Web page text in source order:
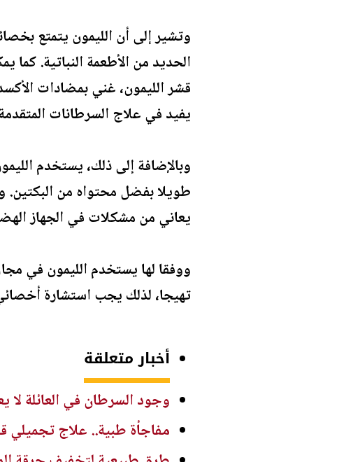
وتشير إلى أن الليمون يتمتع
قشر الليمون، غني بمضادات
يفيد في علاج السرطانات
وبالإضافة إلى ذلك، يستخدم
طويلا بفضل محتواه من البكتين.
يعاني من مشكلات في الجهاز
ووفقا لها يستخدم الليمون في
تهيجا، لذلك يجب استشارة
أخبار متعلقة
وجود السرطان في العائلة لا
مفاجأة طبية.. علاج تجميلي